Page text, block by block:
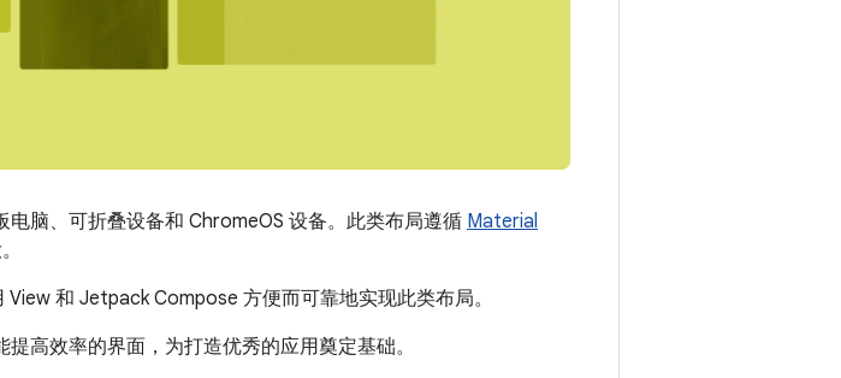
脑、可折叠设备和 ChromeOS 设备。此类布局遵循 Material
和 Jetpack Compose 方便而可靠地实现此类布局。
高效率的界面，为打造优秀的应用奠定基础。